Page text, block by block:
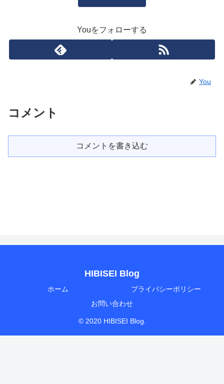
Youをフォローする
You
コメント
コメントを書き込む
HIBISEI Blog
ホーム
プライバシーポリシー
お問い合わせ
© 2020 HIBISEI Blog.